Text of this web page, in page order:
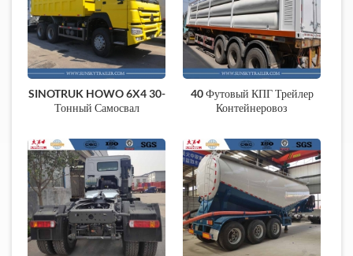
SINOTRUK HOWO 6X4 30-
Тонный Самосвал
40 Футовый КПГ Трейлер
Контейнеровоз